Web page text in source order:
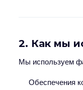
2. Как мы
Мы используем
Обеспечения